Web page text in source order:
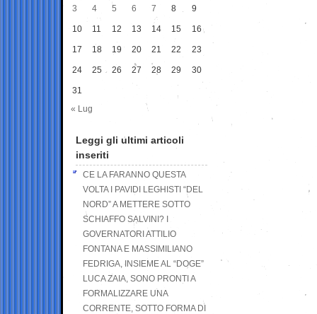
3 4 5 6 7 8 9
10 11 12 13 14 15 16
17 18 19 20 21 22 23
24 25 26 27 28 29 30
31
« Lug
Leggi gli ultimi articoli
inseriti
CE LA FARANNO QUESTA
VOLTA I PAVIDI LEGHISTI “DEL
NORD” A METTERE SOTTO
SCHIAFFO SALVINI? I
GOVERNATORI ATTILIO
FONTANA E MASSIMILIANO
FEDRIGA, INSIEME AL “DOGE”
LUCA ZAIA, SONO PRONTI A
FORMALIZZARE UNA
CORRENTE, SOTTO FORMA DI